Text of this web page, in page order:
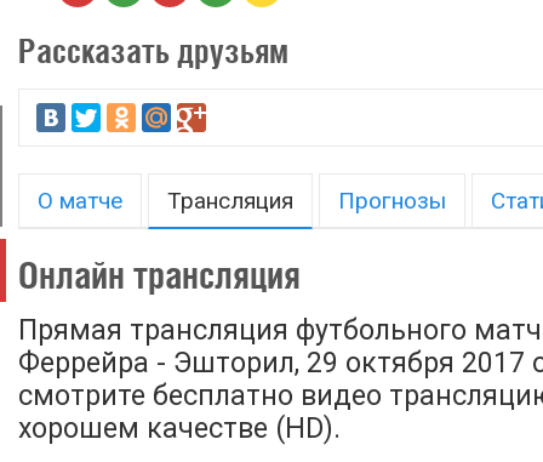
Рассказать друзьям
О матче Трансляция Прогнозы
Онлайн трансляция
Прямая трансляция футбольного
Феррейра - Эшторил, 29 октября 2017
смотрите бесплатно видео
хорошем качестве (HD).